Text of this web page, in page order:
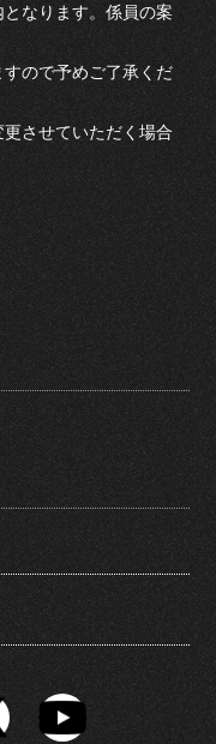
なります。係員の案
ので予めご了承くだ
させていただく場合